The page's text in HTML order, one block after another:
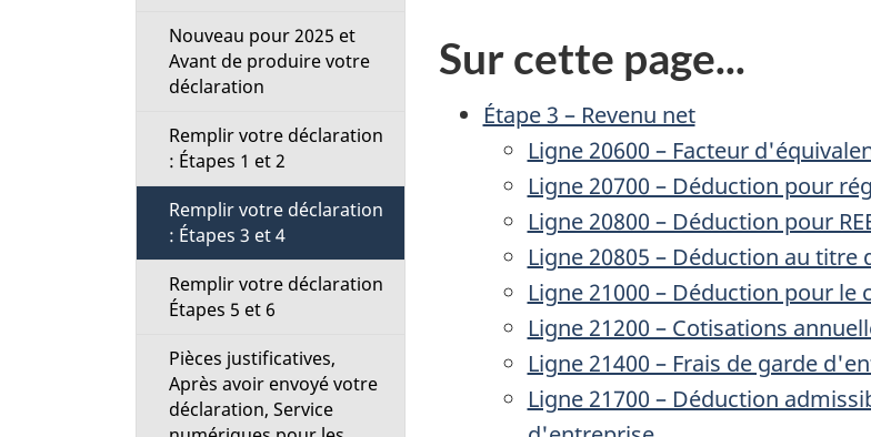
Sur cette page...
Étape 3 – Revenu net
Ligne 20600 – Facteur
Ligne 20700 – Déduction pour
Ligne 20800 – Déduction pour
Ligne 20805 – Déduction au titre
Ligne 21000 – Déduction pour
Ligne 21200 – Cotisations
Ligne 21400 – Frais de garde
Ligne 21700 – Déduction
Nouveau pour 2025 et
Avant de produire votre
déclaration
Remplir votre déclaration
: Étapes 1 et 2
Remplir votre déclaration
: Étapes 3 et 4
Remplir votre déclaration
Étapes 5 et 6
Pièces justificatives,
Après avoir envoyé votre
déclaration, Service